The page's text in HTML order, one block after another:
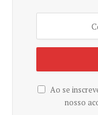
Ao se
nosso